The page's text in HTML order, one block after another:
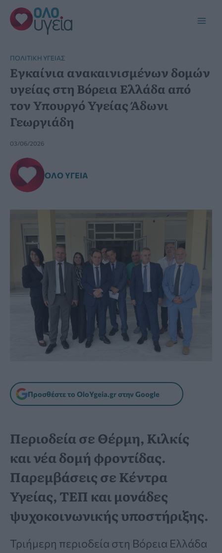
Μετάβαση
στο
περιεχόμενο
ΠΟΛΙΤΙΚΉ ΥΓΕΊΑΣ
Εγκαίνια ανακαινισμένων δομών
υγείας στη Βόρεια Ελλάδα από
τον Υπουργό Υγείας Άδωνι
Γεωργιάδη
03/06/2026
ΌΛΟ ΥΓΕΊΑ
Προσθέστε το OloYgeia.gr στην Google
Περιοδεία σε Θέρμη, Κιλκίς
και νέα δομή φροντίδας.
Παρεμβάσεις σε Κέντρα
Υγείας, ΤΕΠ και μονάδες
ψυχοκοινωνικής υποστήριξης.
Τριήμερη περιοδεία στη Βόρεια Ελλάδα